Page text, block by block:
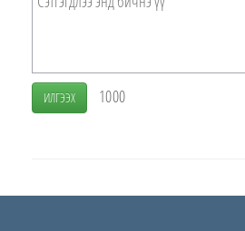
ИЛГЭЭХ 1000